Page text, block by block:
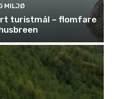
MILJØ
turistmål – flomfare